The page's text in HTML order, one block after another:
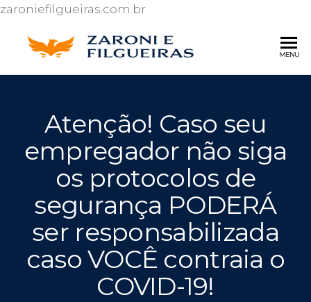
zaroniefilgueiras.com.br
ZARONI
Escritório de
Consumidor
e Ações
contra o Inss.
MENU
Atenção! Caso seu
empregador não siga
os protocolos de
segurança PODERÁ
ser responsabilizada
caso VOCÊ contraia o
COVID-19!